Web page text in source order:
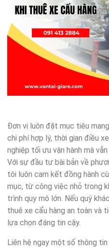
Đơn vị luôn đặt mục tiêu
chi phí hợp lý, thời gian điều
nghiệp tối ưu vận hành mà
Với sự đầu tư bài bản về
tôi luôn cam kết đồng hành
mục, từ công việc nhỏ trong
trình quy mô lớn. Nếu quý
thuê xe cẩu hàng an toàn và
lựa chọn đáng tin cậy.
Liên hệ ngay một số thông